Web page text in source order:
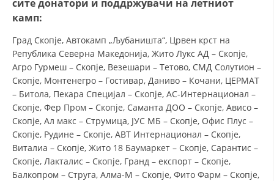
сите донатори и поддржувачи на летниот
камп:
Град Скопје, Автокамп „Љубаништа“, Црвен крст на
Република Северна Македонија, Жито Лукс АД – Скопје,
Агро Гурмеш – Скопје, Везешари – Тетово, СМД Солутион –
Скопје, Монтенегро – Гостивар, Даниво – Кочани, ЦЕРМАТ
– Битола, Пекара Специјал – Скопје, АС-Интернационал –
Скопје, Фер Пром – Скопје, Саманта ДОО – Скопје, Ависо –
Скопје, Ал макс – Струмица, ЈУС МБ – Скопје, Офис Плус –
Скопје, Рудине – Скопје, АВТ Интернационал – Скопје,
Виталиа – Скопје, Жито 18 Баумаркет – Скопје, Сарантис –
Скопје, Лакталис – Скопје, Гранд – експорт – Скопје,
Балкопром – Струга, Алма-М – Скопје, Фито Фарм – Скопје,